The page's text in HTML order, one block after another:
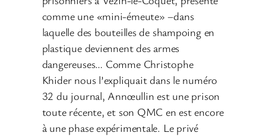
comme une «mini-émeute» –dans
laquelle des bouteilles de shampoing en
plastique deviennent des armes
dangereuses… Comme Christophe
Khider nous l’expliquait dans le numéro
32 du journal, Annœullin est une prison
toute récente, et son QMC en est encore
à une phase expérimentale. Le privé